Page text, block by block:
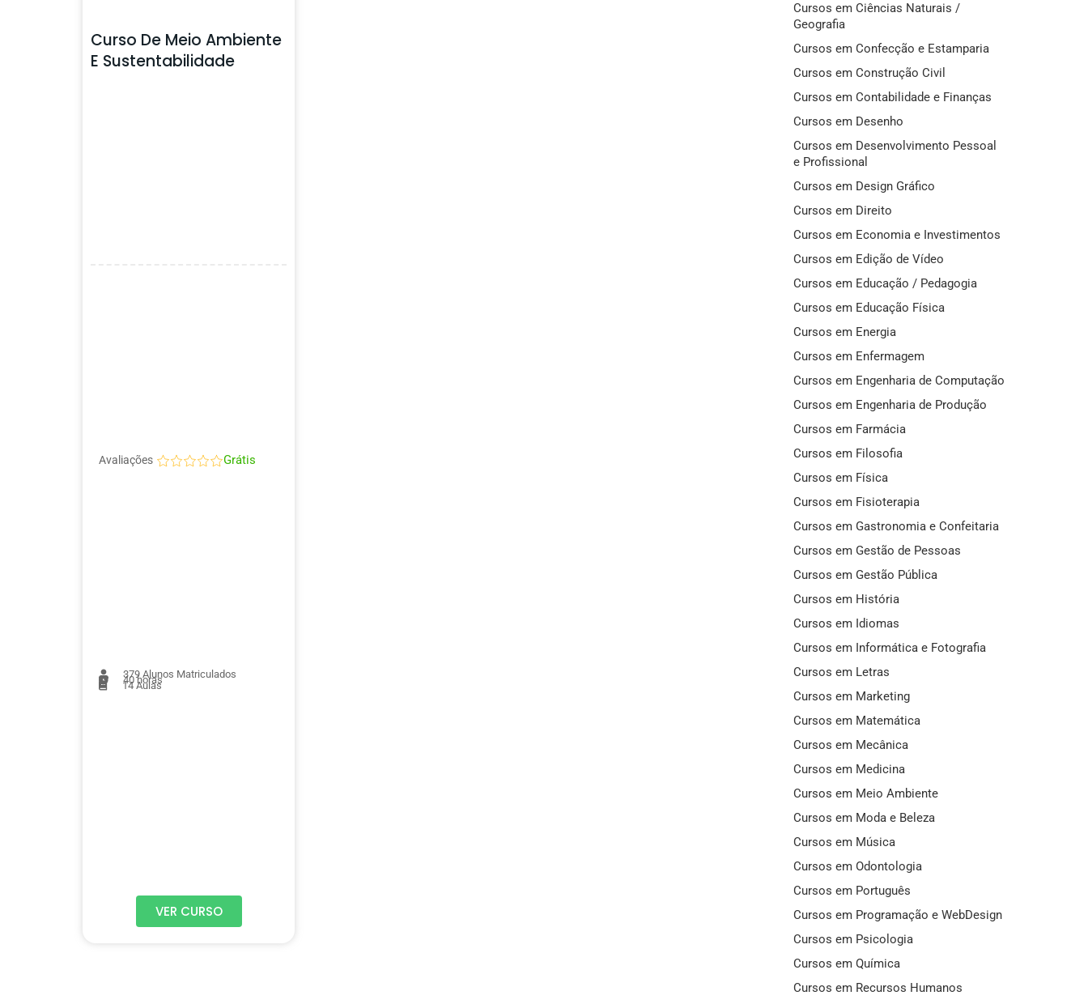
Curso De Meio Ambiente
E Sustentabilidade
Avaliações Grátis
379 Alunos Matriculados
40 horas
14Aulas
VER CURSO
Cursos em Ciências Naturais /
Geografia
Cursos em Confecção e Estamparia
Cursos em Construção Civil
Cursos em Contabilidade e Finanças
Cursos em Desenho
Cursos em Desenvolvimento Pessoal
e Profissional
Cursos em Design Gráfico
Cursos em Direito
Cursos em Economia e Investimentos
Cursos em Edição de Vídeo
Cursos em Educação / Pedagogia
Cursos em Educação Física
Cursos em Energia
Cursos em Enfermagem
Cursos em Engenharia de Computação
Cursos em Engenharia de Produção
Cursos em Farmácia
Cursos em Filosofia
Cursos em Física
Cursos em Fisioterapia
Cursos em Gastronomia e Confeitaria
Cursos em Gestão de Pessoas
Cursos em Gestão Pública
Cursos em História
Cursos em Idiomas
Cursos em Informática e Fotografia
Cursos em Letras
Cursos em Marketing
Cursos em Matemática
Cursos em Mecânica
Cursos em Medicina
Cursos em Meio Ambiente
Cursos em Moda e Beleza
Cursos em Música
Cursos em Odontologia
Cursos em Português
Cursos em Programação e WebDesign
Cursos em Psicologia
Cursos em Química
Cursos em Recursos Humanos